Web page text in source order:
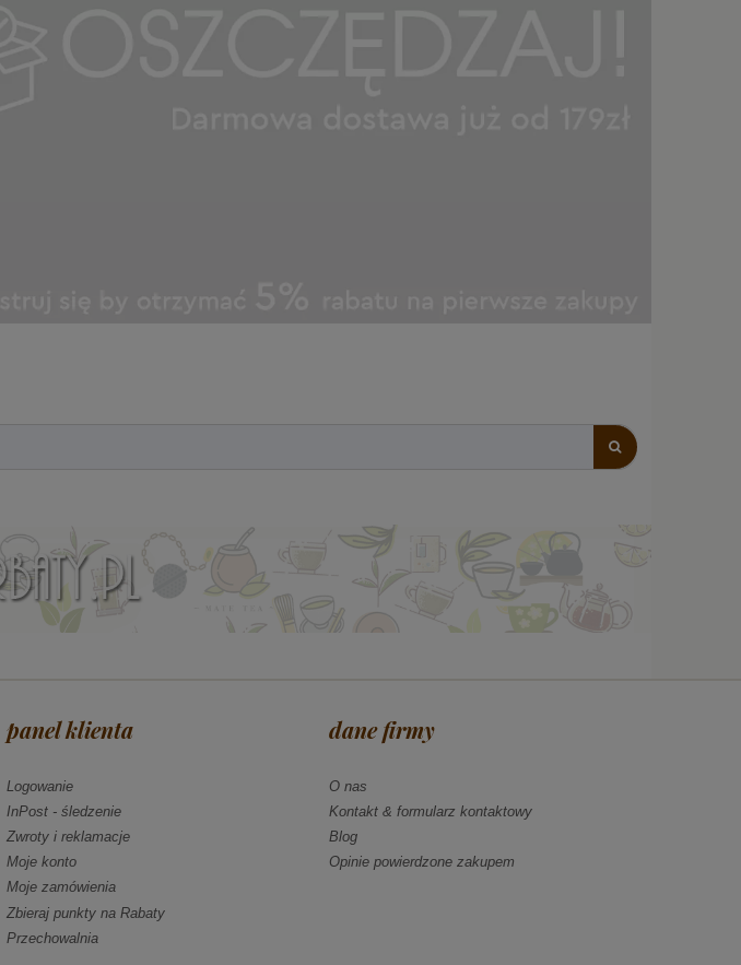
panel klienta
Logowanie
InPost - śledzenie
Zwroty i reklamacje
Moje konto
Moje zamówienia
Zbieraj punkty na Rabaty
Przechowalnia
dane firmy
O nas
Kontakt & formularz kontaktowy
Blog
Opinie powierdzone zakupem